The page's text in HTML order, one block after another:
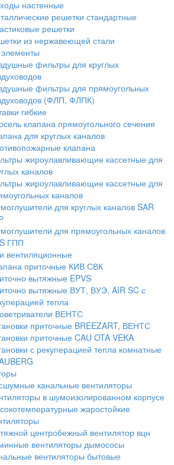
настенные
решетки стандартные
решетки
из нержавеющей стали
фильтры для круглых
фильтры для прямоугольных
(ФЛП, ФЛПК)
гибкие
клапана прямоугольного сечения
для круглых каналов
клапана
жироулавливающие кассетные для
каналов
жироулавливающие кассетные для
каналов
для круглых каналов SAR
для прямоугольных каналов
ГПП
вентиляционные
приточные КИВ СВК
вытяжные EPVS
вытяжные ВУТ, ВУЭ, AIR SC с
тепла
ВЕНТС
приточные BREEZART, ВЕНТС
приточные CAU OTA VEKA
с рекуперацией тепла комнатные
канальные вентиляторы
в шумоизолированном корпусе
жаростойкие
центробежный вентилятор вцн
вентиляторы дымососы
вентиляторы бытовые